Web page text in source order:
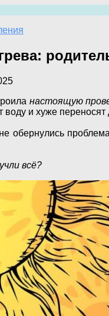
настоящую
и хуже переносят
обернулись
всё?